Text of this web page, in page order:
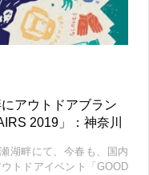
アウトドアブラン
2019」：神奈川
湖畔にて、今春も、国内
トドアイベント「GOOD